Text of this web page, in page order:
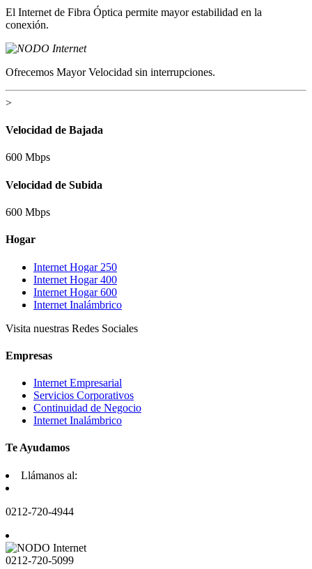
El Internet de Fibra Óptica permite mayor estabilidad en la
conexión.
Ofrecemos Mayor Velocidad sin interrupciones.
>
Velocidad de Bajada
600 Mbps
Velocidad de Subida
600 Mbps
Hogar
Internet Hogar 250
Internet Hogar 400
Internet Hogar 600
Internet Inalámbrico
Visita nuestras Redes Sociales
Empresas
Internet Empresarial
Servicios Corporativos
Continuidad de Negocio
Internet Inalámbrico
Te Ayudamos
Llámanos al:
0212-720-4944
0212-720-5099